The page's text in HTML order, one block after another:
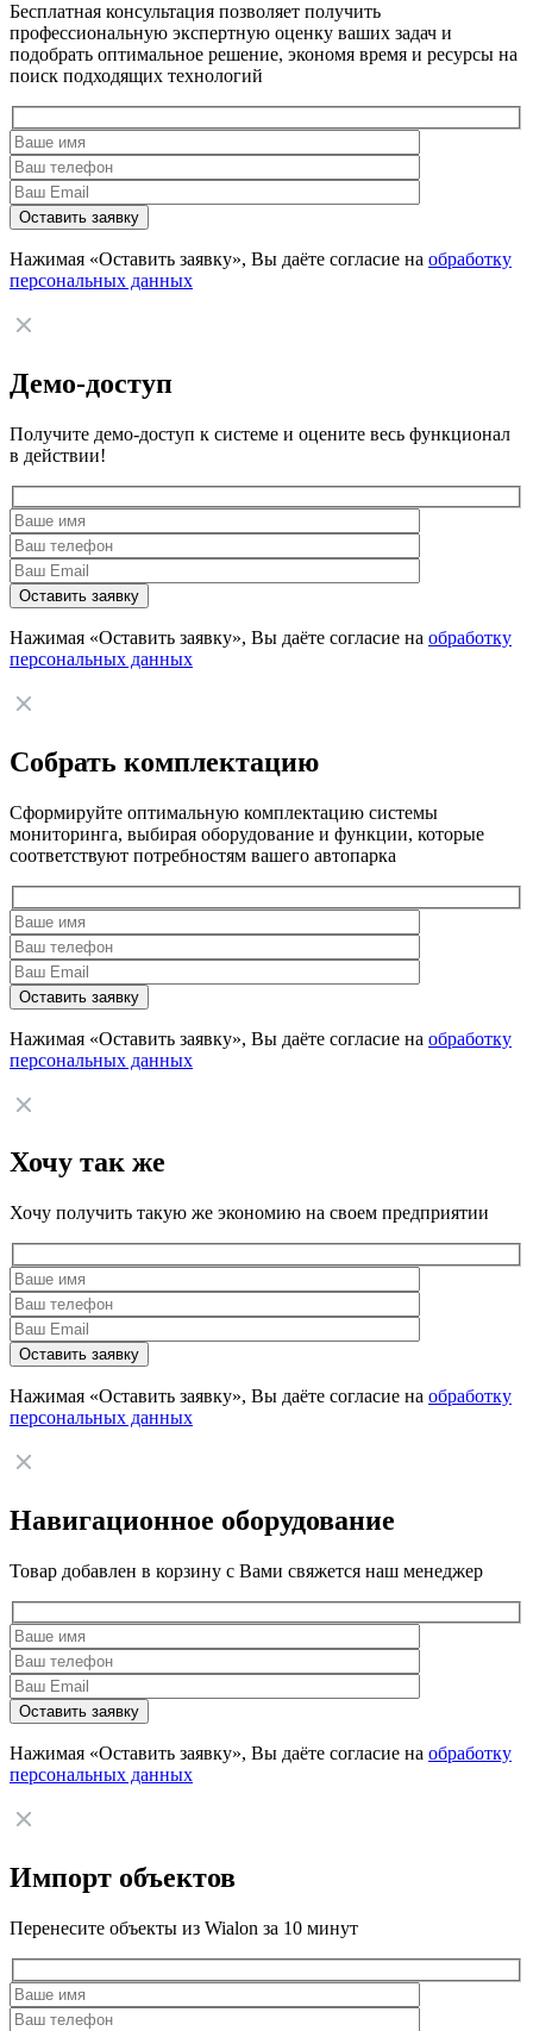
Бесплатная консультация позволяет получить
профессиональную экспертную оценку ваших задач и
подобрать оптимальное решение, экономя время и ресурсы на
поиск подходящих технологий
Нажимая «Оставить заявку», Вы даёте согласие на обработку
персональных данных
Демо-доступ
Получите демо-доступ к системе и оцените весь функционал
в действии!
Нажимая «Оставить заявку», Вы даёте согласие на обработку
персональных данных
Собрать комплектацию
Сформируйте оптимальную комплектацию системы
мониторинга, выбирая оборудование и функции, которые
соответствуют потребностям вашего автопарка
Нажимая «Оставить заявку», Вы даёте согласие на обработку
персональных данных
Хочу так же
Хочу получить такую же экономию на своем предприятии
Нажимая «Оставить заявку», Вы даёте согласие на обработку
персональных данных
Навигационное оборудование
Товар добавлен в корзину с Вами свяжется наш менеджер
Нажимая «Оставить заявку», Вы даёте согласие на обработку
персональных данных
Импорт объектов
Перенесите объекты из Wialon за 10 минут